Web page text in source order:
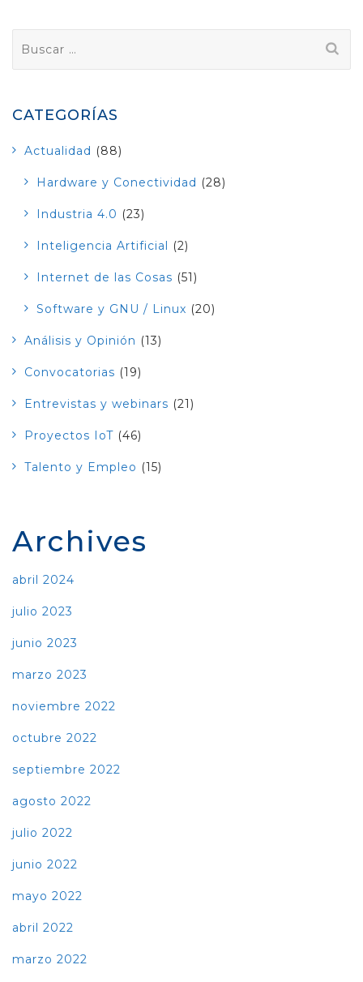
CATEGORÍAS
Actualidad (88)
Hardware y Conectividad (28)
Industria 4.0 (23)
Inteligencia Artificial (2)
Internet de las Cosas (51)
Software y GNU / Linux (20)
Análisis y Opinión (13)
Convocatorias (19)
Entrevistas y webinars (21)
Proyectos IoT (46)
Talento y Empleo (15)
Archives
abril 2024
julio 2023
junio 2023
marzo 2023
noviembre 2022
octubre 2022
septiembre 2022
agosto 2022
julio 2022
junio 2022
mayo 2022
abril 2022
marzo 2022